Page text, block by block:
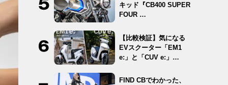
キッド『CB400 SUPER
FOUR …
【比較検証】気になる
EVスクーター「EM1
e:」と「CUV e:」…
FIND CBでわかった、